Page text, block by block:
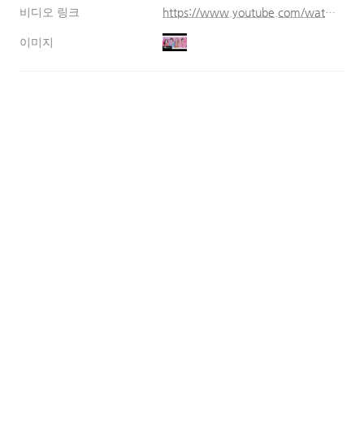
비디오 링크 https://www.youtube.com/watch?v=vRXZj0DzXIA
이미지